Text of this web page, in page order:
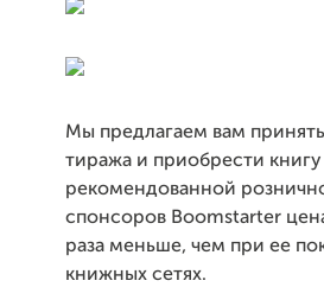
Мы предлагаем вам
тиража и приобрести
рекомендованной
спонсоров Boomstarter
раза меньше, чем при ее
книжных сетях.